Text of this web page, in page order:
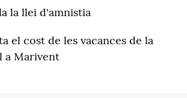
la llei d'amnistia
el cost de les vacances de la
a Marivent